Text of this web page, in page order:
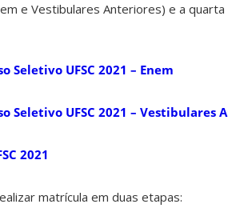
e Vestibulares Anteriores) e a
Seletivo UFSC 2021 – Enem
Seletivo UFSC 2021 – Vestibulares
2021
matrícula em duas etapas: